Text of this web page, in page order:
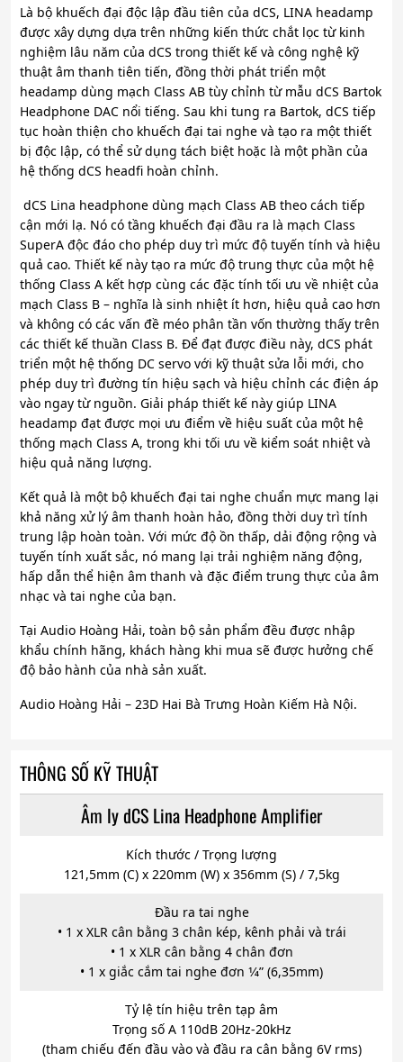
Là bộ khuếch đại độc lập đầu tiên của dCS, LINA headamp
được xây dựng dựa trên những kiến thức chắt lọc từ kinh
nghiệm lâu năm của dCS trong thiết kế và công nghệ kỹ
thuật âm thanh tiên tiến, đồng thời phát triển một
headamp dùng mạch Class AB tùy chỉnh từ mẫu dCS Bartok
Headphone DAC nổi tiếng. Sau khi tung ra Bartok, dCS tiếp
tục hoàn thiện cho khuếch đại tai nghe và tạo ra một thiết
bị độc lập, có thể sử dụng tách biệt hoặc là một phần của
hệ thống dCS headfi hoàn chỉnh.
dCS Lina headphone dùng mạch Class AB theo cách tiếp
cận mới lạ. Nó có tầng khuếch đại đầu ra là mạch Class
SuperA độc đáo cho phép duy trì mức độ tuyến tính và hiệu
quả cao. Thiết kế này tạo ra mức độ trung thực của một hệ
thống Class A kết hợp cùng các đặc tính tối ưu về nhiệt của
mạch Class B – nghĩa là sinh nhiệt ít hơn, hiệu quả cao hơn
và không có các vấn đề méo phân tần vốn thường thấy trên
các thiết kế thuần Class B. Để đạt được điều này, dCS phát
triển một hệ thống DC servo với kỹ thuật sửa lỗi mới, cho
phép duy trì đường tín hiệu sạch và hiệu chỉnh các điện áp
vào ngay từ nguồn. Giải pháp thiết kế này giúp LINA
headamp đạt được mọi ưu điểm về hiệu suất của một hệ
thống mạch Class A, trong khi tối ưu về kiểm soát nhiệt và
hiệu quả năng lượng.
Kết quả là một bộ khuếch đại tai nghe chuẩn mực mang lại
khả năng xử lý âm thanh hoàn hảo, đồng thời duy trì tính
trung lập hoàn toàn. Với mức độ ồn thấp, dải động rộng và
tuyến tính xuất sắc, nó mang lại trải nghiệm năng động,
hấp dẫn thể hiện âm thanh và đặc điểm trung thực của âm
nhạc và tai nghe của bạn.
Tại Audio Hoàng Hải, toàn bộ sản phẩm đều được nhập
khẩu chính hãng, khách hàng khi mua sẽ được hưởng chế
độ bảo hành của nhà sản xuất.
Audio Hoàng Hải – 23D Hai Bà Trưng Hoàn Kiếm Hà Nội.
THÔNG SỐ KỸ THUẬT
Âm ly dCS Lina Headphone Amplifier
Kích thước / Trọng lượng
121,5mm (C) x 220mm (W) x 356mm (S) / 7,5kg
Đầu ra tai nghe
• 1 x XLR cân bằng 3 chân kép, kênh phải và trái
• 1 x XLR cân bằng 4 chân đơn
• 1 x giắc cắm tai nghe đơn 1⁄4” (6,35mm)
Tỷ lệ tín hiệu trên tạp âm
Trọng số A 110dB 20Hz-20kHz
(tham chiếu đến đầu vào và đầu ra cân bằng 6V rms)